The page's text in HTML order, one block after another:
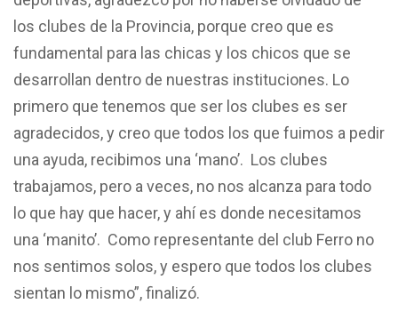
los clubes de la Provincia, porque creo que es
fundamental para las chicas y los chicos que se
desarrollan dentro de nuestras instituciones. Lo
primero que tenemos que ser los clubes es ser
agradecidos, y creo que todos los que fuimos a pedir
una ayuda, recibimos una ‘mano’. Los clubes
trabajamos, pero a veces, no nos alcanza para todo
lo que hay que hacer, y ahí es donde necesitamos
una ‘manito’. Como representante del club Ferro no
nos sentimos solos, y espero que todos los clubes
sientan lo mismo”, finalizó.